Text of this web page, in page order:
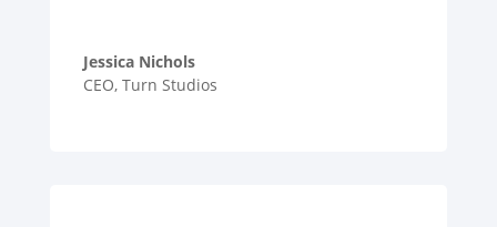
Jessica Nichols
CEO, Turn Studios